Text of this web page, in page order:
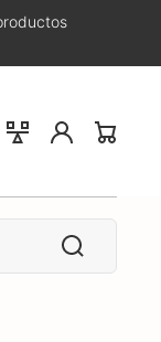
Iniciar
sesión
Carrito